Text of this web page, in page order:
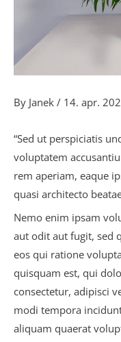
By Janek / 14. apr.
“Sed ut perspiciatis
voluptatem
rem aperiam, eaque
quasi architecto
Nemo enim ipsam
aut odit aut fugit, sed
eos qui ratione
quisquam est, qui
consectetur, adipisci
modi tempora
aliquam quaerat